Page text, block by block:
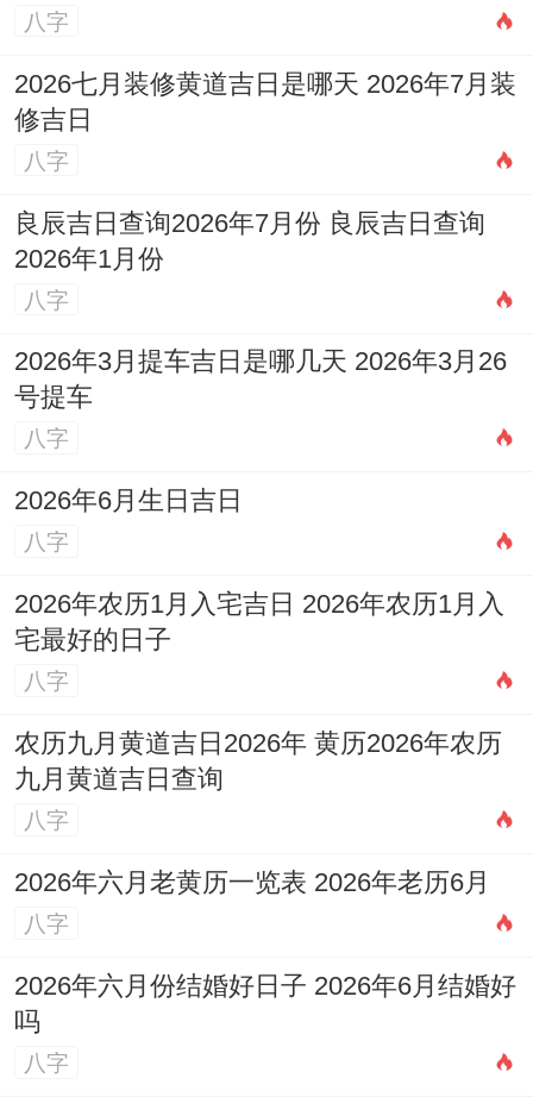
八字
2026七月装修黄道吉日是哪天 2026年7月装
修吉日
八字
良辰吉日查询2026年7月份 良辰吉日查询
2026年1月份
八字
2026年3月提车吉日是哪几天 2026年3月26
号提车
八字
2026年6月生日吉日
八字
2026年农历1月入宅吉日 2026年农历1月入
宅最好的日子
八字
农历九月黄道吉日2026年 黄历2026年农历
九月黄道吉日查询
八字
2026年六月老黄历一览表 2026年老历6月
八字
2026年六月份结婚好日子 2026年6月结婚好
吗
八字